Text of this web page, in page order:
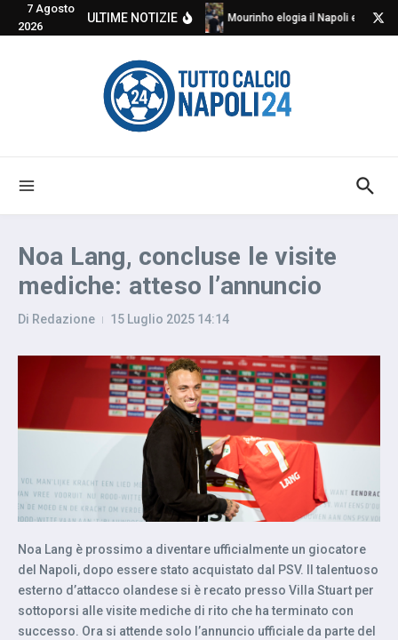
Salta al contenuto
7 Agosto
2026
ULTIME NOTIZIE Mourinho elogia il Napoli e critica
Noa Lang, concluse le visite
mediche: atteso l’annuncio
Di Redazione 15 Luglio 2025 14:14
Noa Lang è prossimo a diventare ufficialmente un giocatore
del Napoli, dopo essere stato acquistato dal PSV. Il talentuoso
esterno d’attacco olandese si è recato presso Villa Stuart per
sottoporsi alle visite mediche di rito che ha terminato con
successo. Ora si attende solo l’annuncio ufficiale da parte del